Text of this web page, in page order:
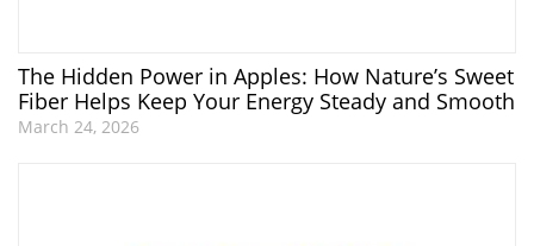
The Hidden Power in Apples: How Nature’s Sweet
Fiber Helps Keep Your Energy Steady and Smooth
March 24, 2026